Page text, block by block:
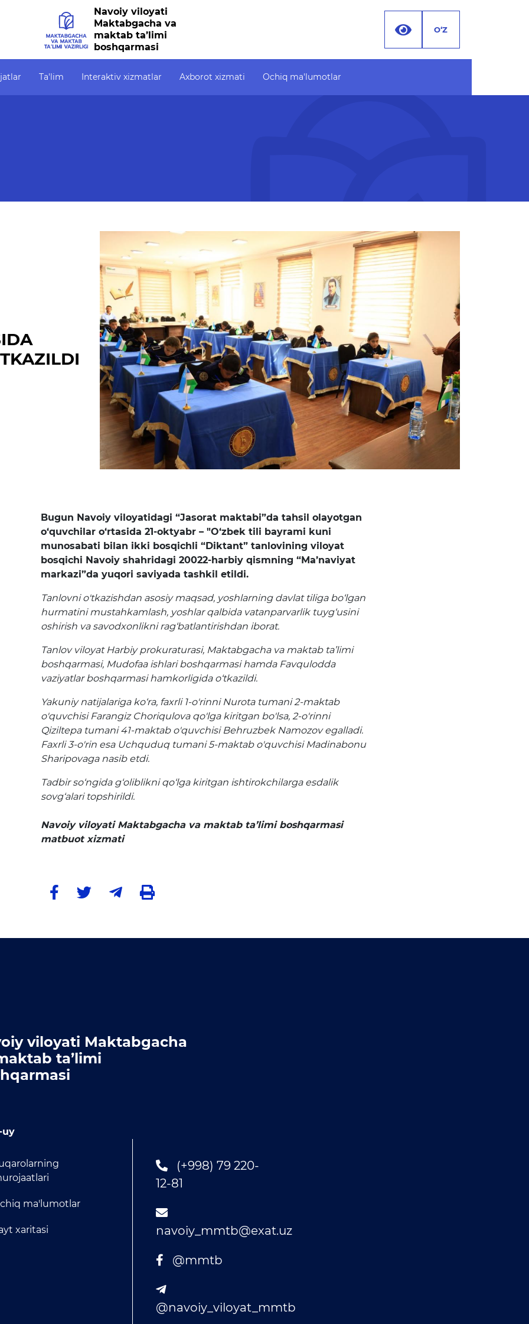
Raqamli kutubxona Galereya
Axborot xizmati
Matbuot anjumanlari
Konferensiyalar
Yordam
Tanlovlar
Akkreditatsiya
Infografika
Korrupsiyaga qarshi kurash
Murojaatlar
E'lonlar
Navoiy viloyati
Maktabgacha va
maktab ta’limi
boshqarmasi
O‘Z
Ta'lim Interaktiv xizmatlar Axborot xizmati Ochiq ma'lumotlar
Bugun Navoiy viloyatidagi “Jasorat maktabi”da tahsil olayotgan
o‘quvchilar o‘rtasida 21-oktyabr – "O‘zbek tili bayrami kuni
munosabati bilan ikki bosqichli “Diktant” tanlovining viloyat
bosqichi Navoiy shahridagi 20022-harbiy qismning “Ma’naviyat
markazi”da yuqori saviyada tashkil etildi.
Tanlovni o'tkazishdan asosiy maqsad, yoshlarning davlat tiliga bo‘lgan
hurmatini mustahkamlash, yoshlar qalbida vatanparvarlik tuyg‘usini
oshirish va savodxonlikni rag‘batlantirishdan iborat.
Tanlov viloyat Harbiy prokuraturasi, Maktabgacha va maktab ta’limi
boshqarmasi, Mudofaa ishlari boshqarmasi hamda Favqulodda
vaziyatlar boshqarmasi hamkorligida o‘tkazildi.
Yakuniy natijalariga ko‘ra, faxrli 1-o'rinni Nurota tumani 2-maktab
o'quvchisi Farangiz Choriqulova qo'lga kiritgan bo'lsa, 2-o'rinni
Qiziltepa tumani 41-maktab o'quvchisi Behruzbek Namozov egalladi.
Faxrli 3-o'rin esa Uchquduq tumani 5-maktab o'quvchisi Madinabonu
Sharipovaga nasib etdi.
Tadbir so‘ngida g‘oliblikni qo‘lga kiritgan ishtirokchilarga esdalik
sovg‘alari topshirildi.
Navoiy viloyati Maktabgacha va maktab ta’limi boshqarmasi
matbuot xizmati
viloyati Maktabgacha
ta’limi
uy
ma'lumotlar
xaritasi
(+998) 79 220-
12-81
navoiy_mmtb@exat.uz
@mmtb
@navoiy_viloyat_mmtb